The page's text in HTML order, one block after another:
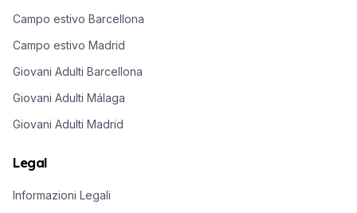
Campo estivo Barcellona
Campo estivo Madrid
Giovani Adulti Barcellona
Giovani Adulti Málaga
Giovani Adulti Madrid
Legal
Informazioni Legali